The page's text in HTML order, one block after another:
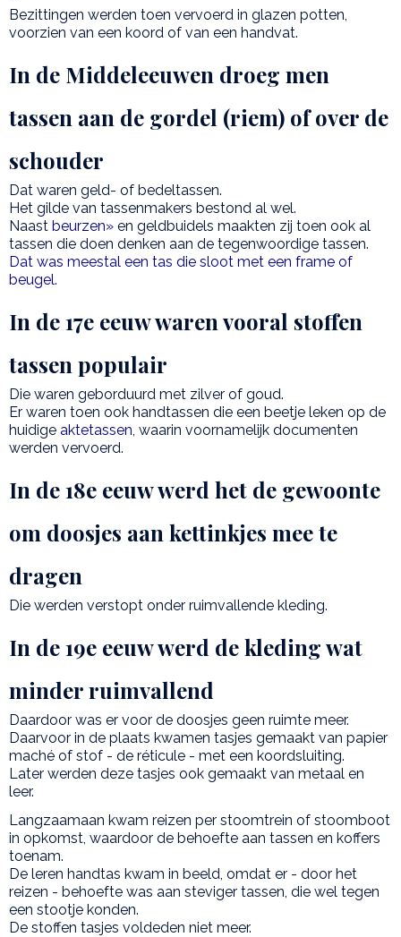
Bezittingen werden toen vervoerd in glazen potten,
voorzien van een koord of van een handvat.
In de Middeleeuwen droeg men
tassen aan de gordel (riem) of over de
schouder
Dat waren geld- of bedeltassen.
Het gilde van tassenmakers bestond al wel.
Naast beurzen» en geldbuidels maakten zij toen ook al
tassen die doen denken aan de tegenwoordige tassen.
Dat was meestal een tas die sloot met een frame of
beugel.
In de 17e eeuw waren vooral stoffen
tassen populair
Die waren geborduurd met zilver of goud.
Er waren toen ook handtassen die een beetje leken op de
huidige aktetassen, waarin voornamelijk documenten
werden vervoerd.
In de 18e eeuw werd het de gewoonte
om doosjes aan kettinkjes mee te
dragen
Die werden verstopt onder ruimvallende kleding.
In de 19e eeuw werd de kleding wat
minder ruimvallend
Daardoor was er voor de doosjes geen ruimte meer.
Daarvoor in de plaats kwamen tasjes gemaakt van papier
maché of stof - de réticule - met een koordsluiting.
Later werden deze tasjes ook gemaakt van metaal en
leer.
Langzaamaan kwam reizen per stoomtrein of stoomboot
in opkomst, waardoor de behoefte aan tassen en koffers
toenam.
De leren handtas kwam in beeld, omdat er - door het
reizen - behoefte was aan steviger tassen, die wel tegen
een stootje konden.
De stoffen tasjes voldeden niet meer.